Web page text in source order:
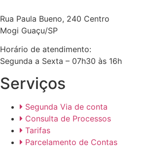
Rua Paula Bueno, 240 Centro
Mogi Guaçu/SP
Horário de atendimento:
Segunda a Sexta – 07h30 às 16h
Serviços
Segunda Via de conta
Consulta de Processos
Tarifas
Parcelamento de Contas